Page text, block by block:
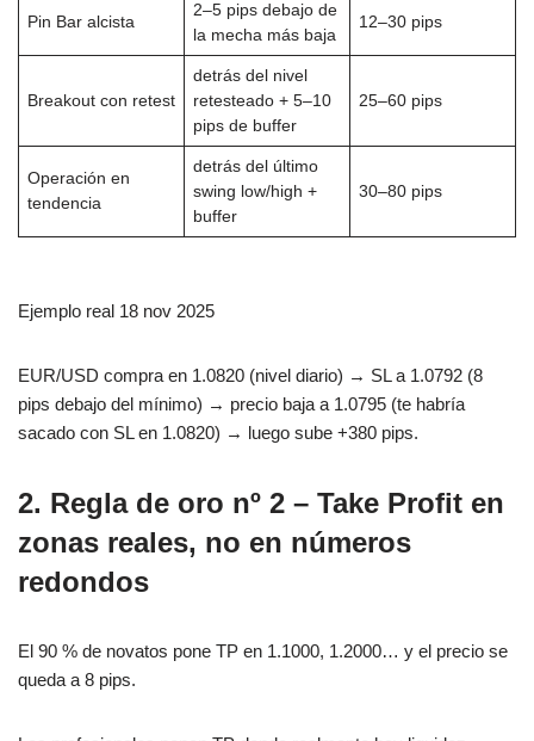
Pin Bar alcista
2–5 pips debajo de
la mecha más baja
12–30 pips
Breakout con retest
detrás del nivel
retesteado + 5–10
pips de buffer
25–60 pips
Operación en
tendencia
detrás del último
swing low/high +
buffer
30–80 pips
Ejemplo real 18 nov 2025
EUR/USD compra en 1.0820 (nivel diario) → SL a 1.0792 (8
pips debajo del mínimo) → precio baja a 1.0795 (te habría
sacado con SL en 1.0820) → luego sube +380 pips.
2. Regla de oro nº 2 – Take Profit en
zonas reales, no en números
redondos
El 90 % de novatos pone TP en 1.1000, 1.2000… y el precio se
queda a 8 pips.